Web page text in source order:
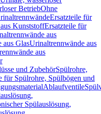
BetriebOhne
Ersatzteile für
KunststoffErsatzteile für
aus
aus GlasUrinaltrennwände aus
aus
und ZubehörSpülrohre,
für Spülrohre, Spülbögen und
Ablaufventile
Spülauslösung,